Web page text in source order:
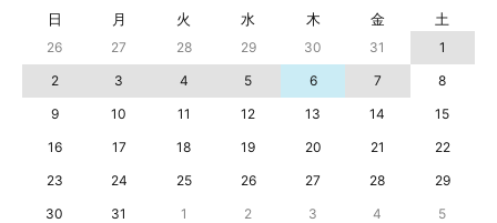
日 月 火 水 木 金 土
26 27 28 29 30 31
1
2
3 4 5 6 7
8
9
10 11 12 13 14
15
16
17 18 19 20 21
22
23
24 25 26 27 28
29
30
31 1 2 3 4 5